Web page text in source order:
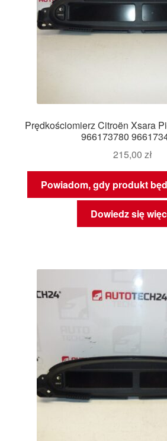
Prędkościomierz Citroën Xsara
966173780
215,00 zł
Powiadom, gdy produkt
Dowiedz się